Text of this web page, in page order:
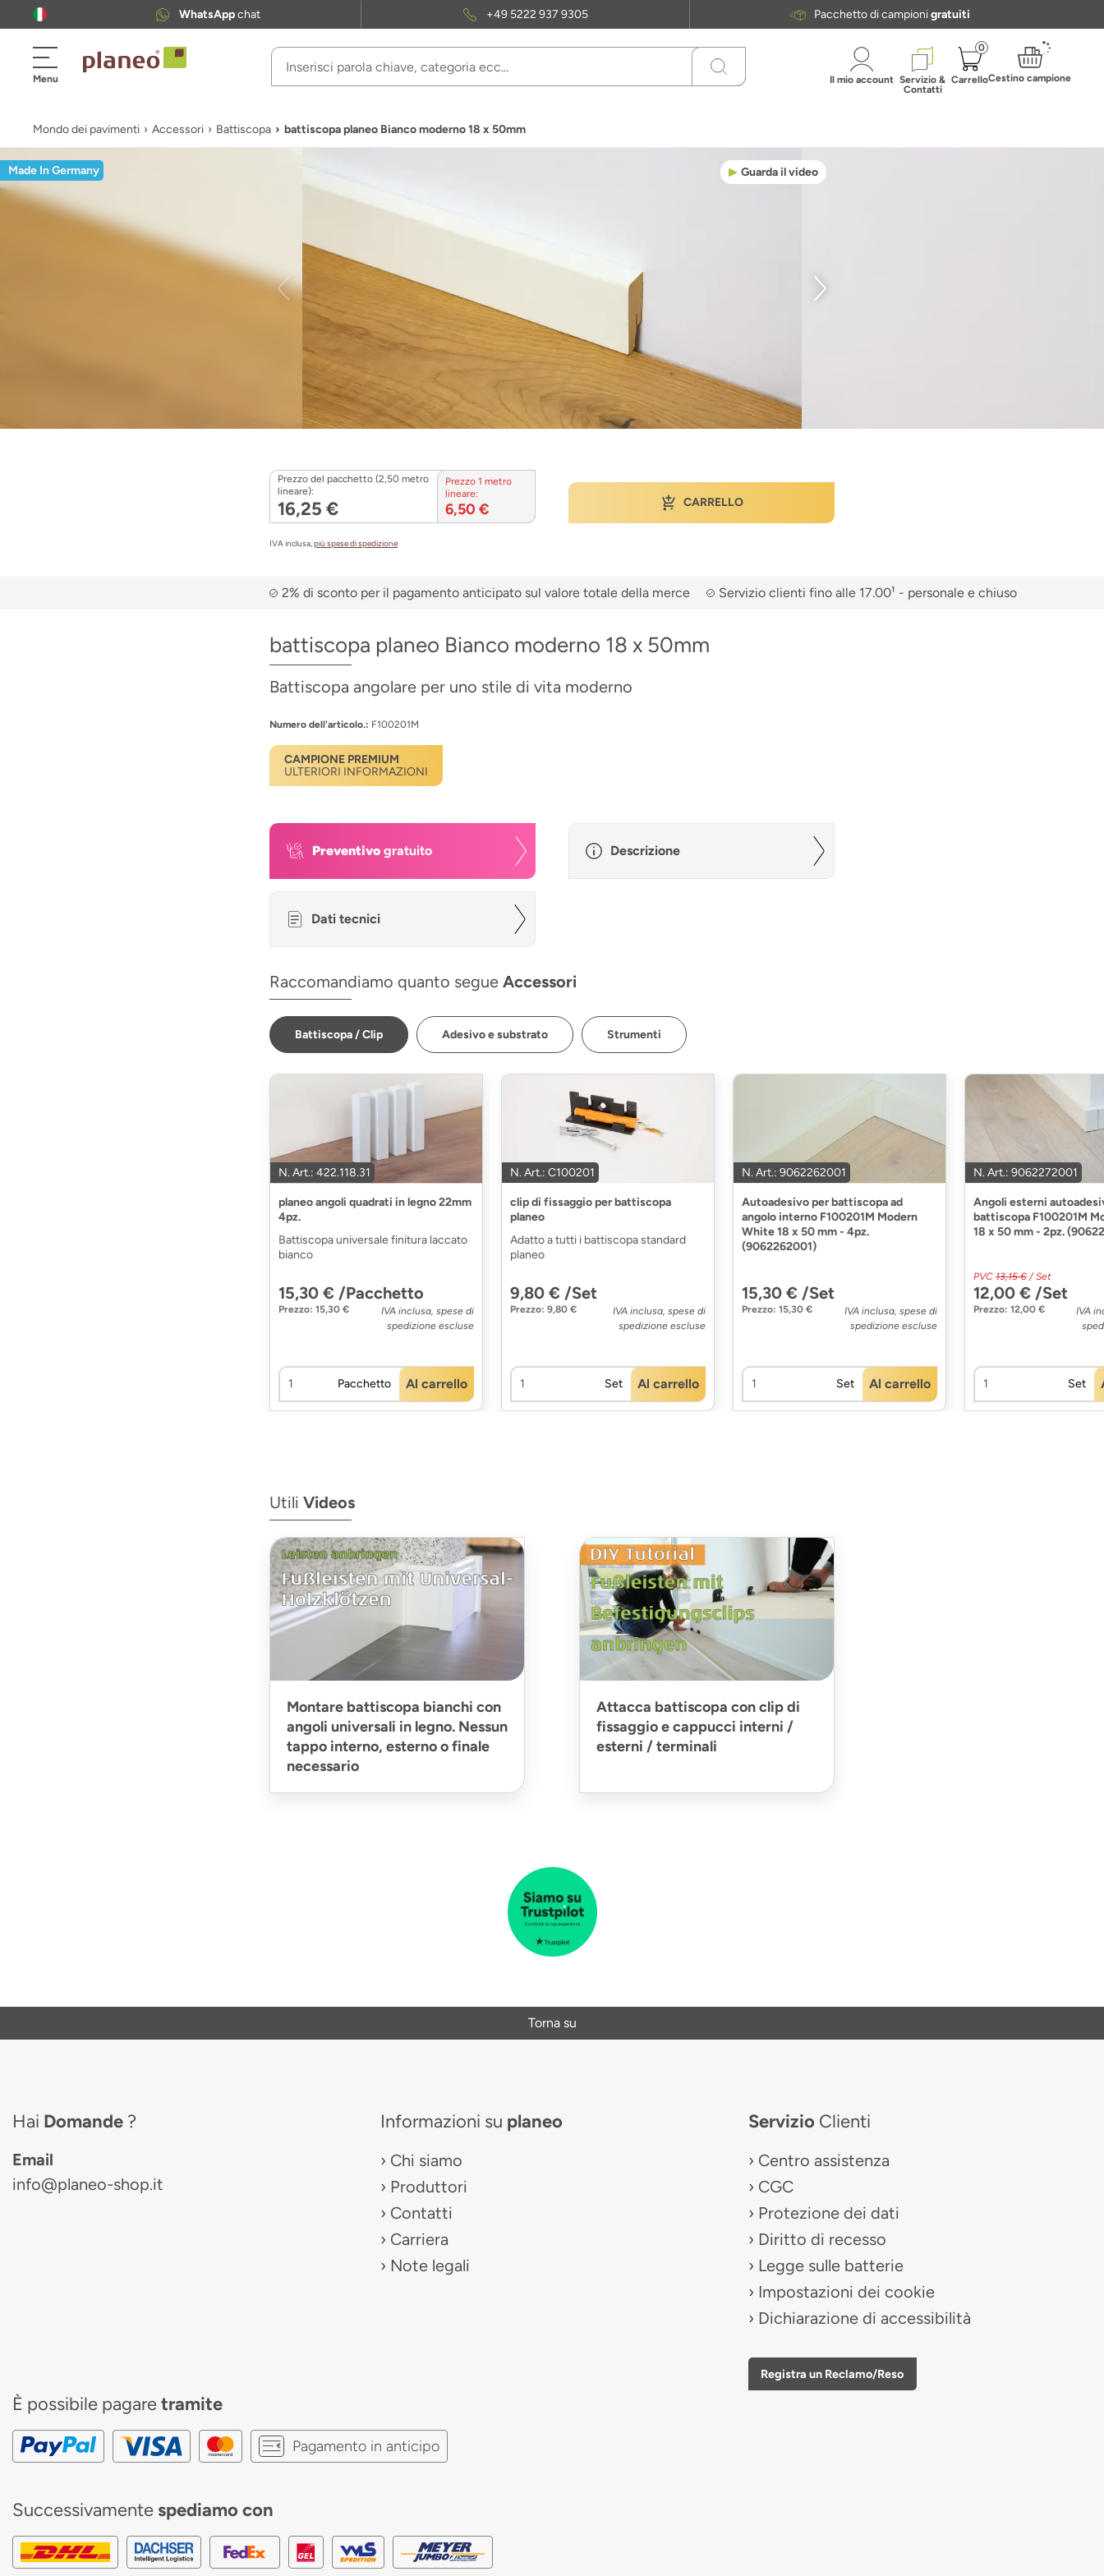
WhatsAppchat +49 5222 937 9305 Pacchetto di campionigratuiti
Menu Il mio account Servizio &
Contatti
0
CarrelloCestino campione
Mondo dei pavimenti Accessori Battiscopa battiscopa planeo Bianco moderno 18 x 50mm
Guarda il video
Made In Germany
Prezzo del pacchetto (2,50 metro
lineare):
16,25 €
Prezzo 1 metro
lineare:
6,50 € CARRELLO
IVA inclusa,più spese di spedizione
2% di sconto per il pagamento anticipato sul valore totale della merce Servizio clienti fino alle 17.00¹ - personale e chiuso
battiscopa planeo Bianco moderno 18 x 50mm
Battiscopa angolare per uno stile di vita moderno
Numero dell'articolo.: F100201M
CAMPIONE PREMIUM
ULTERIORI INFORMAZIONI
Preventivo gratuito Descrizione
Dati tecnici
Raccomandiamo quanto segue Accessori
Battiscopa / Clip Adesivo e substrato Strumenti
N. Art.: 422.118.31
planeo angoli quadrati in legno 22mm
4pz.
Battiscopa universale finitura laccato
bianco
15,30 € /Pacchetto
Prezzo: 15,30 €
IVA inclusa, spese di
spedizione escluse
Pacchetto Al carrello
N. Art.: C100201
clip di fissaggio per battiscopa
planeo
Adatto a tutti i battiscopa standard
planeo
9,80 € /Set
Prezzo: 9,80 €
IVA inclusa, spese di
spedizione escluse
Set Al carrello
N. Art.: 9062262001
Autoadesivo per battiscopa ad
angolo interno F100201M Modern
White 18 x 50 mm - 4pz.
(9062262001)
15,30 € /Set
Prezzo: 15,30 €
IVA inclusa, spese di
spedizione escluse
Set Al carrello
N. Art.: 9062272001
Angoli esterni
battiscopa F100201M
18 x 50 mm - 2pz.
PVC 13,15 € / Set
12,00 € /Set
Prezzo: 12,00 €
IVA
Set
Utili Videos
Montare battiscopa bianchi con
angoli universali in legno. Nessun
tappo interno, esterno o finale
necessario
Attacca battiscopa con clip di
fissaggio e cappucci interni /
esterni / terminali
Torna su
Hai Domande ?
Email
info@planeo-shop.it
Informazioni su planeo
Chi siamo
Produttori
Contatti
Carriera
Note legali
Servizio Clienti
Centro assistenza
CGC
Protezione dei dati
Diritto di recesso
Legge sulle batterie
Impostazioni dei cookie
Dichiarazione di accessibilità
Registra un Reclamo/Reso
È possibile pagaretramite
Pagamento in anticipo
Successivamente spediamo con